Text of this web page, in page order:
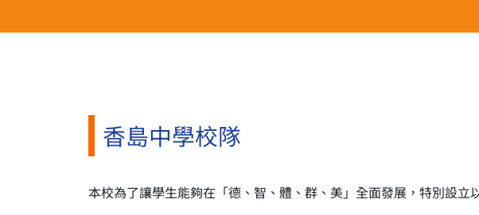
香島中學校隊
本校為了讓學生能夠在「德、智、體、群、美」全面發展，特別設立